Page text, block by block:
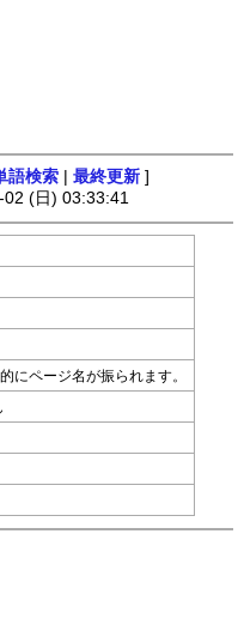
語検索 最終更新 ]
02 (日) 03:33:41
にページ名が振られます。